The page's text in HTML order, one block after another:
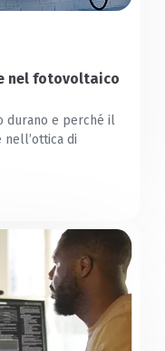
nel fotovoltaico
durano e perché il
di